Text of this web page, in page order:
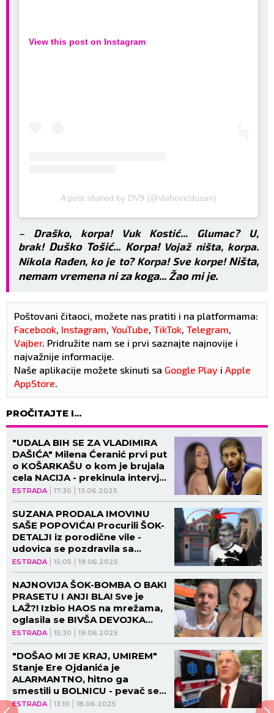
View this post on Instagram
A post shared by DV9 (@vlahovicdusan)
– Draško, korpa! Vuk Kostić... Glumac? U,
brak! Duško Tošić... Korpa! Vojaž ništa, korpa.
Nikola Rađen, ko je to? Korpa! Sve korpe! Ništa,
nemam vremena ni za koga... Žao mi je.
Poštovani čitaoci, možete nas pratiti i na platformama:
Facebook Instagram YouTube TikTok Telegram
Vajber. Pridružite nam se i prvi saznajte najnovije i
najvažnije informacije.
Naše aplikacije možete skinuti sa Google Play i Apple
AppStore
PROČITAJTE I...
ESTRADA 17:30 13.06.2025
"UDALA BIH SE ZA VLADIMIRA
DAŠIĆA" Milena Ćeranić prvi put
o KOŠARKAŠU o kom je brujala
cela NACIJA - prekinula intervju,
pa PROGOVORILA! (VIDEO)
ESTRADA 15:05 19.06.2025
SUZANA PRODALA IMOVINU
SAŠE POPOVIĆA! Procurili ŠOK-
DETALJI iz porodične vile -
udovica se pozdravila sa
STANOVIMA I JAHTOM, poznat
kupac!
ESTRADA 15:30 19.06.2025
NAJNOVIJA ŠOK-BOMBA O BAKI
PRASETU I ANJI BLA! Sve je
LAŽ?! Izbio HAOS na mrežama,
oglasila se BIVŠA DEVOJKA
srpskog jutjubera: "Imam
dokaze" (VIDEO)
ESTRADA 13:10 18.06.2025
"DOŠAO MI JE KRAJ, UMIREM"
Stanje Ere Ojdanića je
ALARMANTNO, hitno ga
smestili u BOLNICU - pevač se
oprašta!